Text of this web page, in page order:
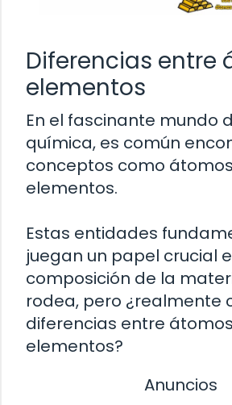
Diferencias entre
elementos
En el fascinante mundo
química, es común
conceptos como
elementos.
Estas entidades
juegan un papel crucial
composición de la
rodea, pero ¿realmente
diferencias entre
elementos?
Anuncios